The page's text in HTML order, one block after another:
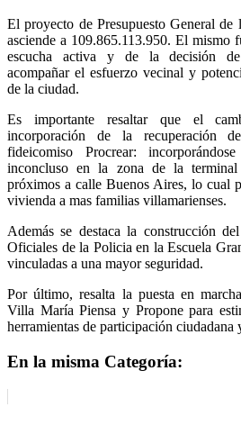
El proyecto de Presupuesto General
asciende a 109.865.113.950. El mismo
escucha activa y de la decisión de
acompañar el esfuerzo vecinal y
de la ciudad.
Es importante resaltar que el
incorporación de la recuperación
fideicomiso Procrear:
inconcluso en la zona de la
próximos a calle Buenos Aires, lo cual
vivienda a mas familias villamarienses.
Además se destaca la construcción
Oficiales de la Policia en la Escuela
vinculadas a una mayor seguridad.
Por último, resalta la puesta en
Villa María Piensa y Propone para
herramientas de participación ciudadana
En la misma Categoría: